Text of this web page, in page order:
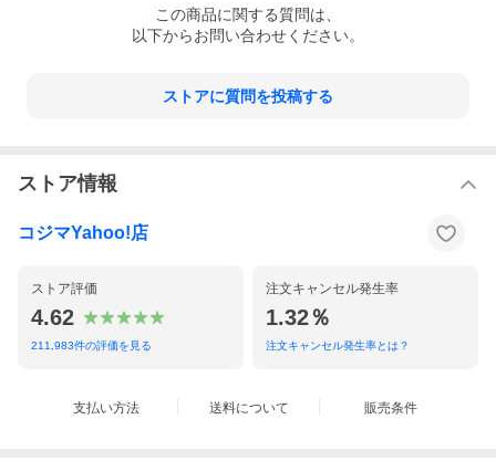
この商品に関する質問は、
以下からお問い合わせください。
ストアに質問を投稿する
ストア情報
コジマYahoo!店
ストア評価
4.62
211,983件の評価を見る
注文キャンセル発生率
1.32％
注文キャンセル発生率とは？
支払い方法 送料について 販売条件